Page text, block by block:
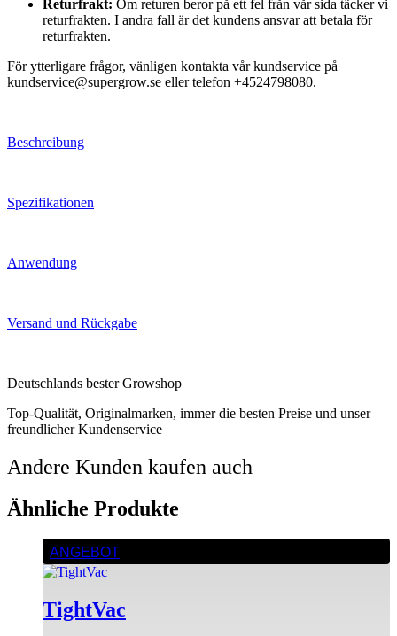
Returfrakt: Om returen beror på ett fel från vår sida täcker vi
returfrakten. I andra fall är det kundens ansvar att betala för
returfrakten.
För ytterligare frågor, vänligen kontakta vår kundservice på
kundservice@supergrow.se eller telefon +4524798080.
Beschreibung
Spezifikationen
Anwendung
Versand und Rückgabe
Deutschlands bester Growshop
Top-Qualität, Originalmarken, immer die besten Preise und unser
freundlicher Kundenservice
Andere Kunden kaufen auch
Ähnliche Produkte
ANGEBOT
TightVac